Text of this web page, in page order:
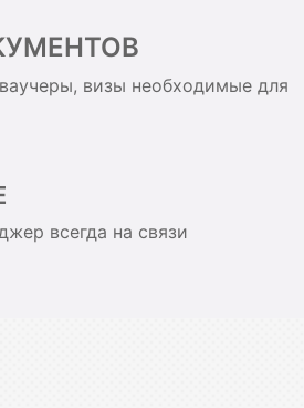
визы необходимые для
всегда на связи